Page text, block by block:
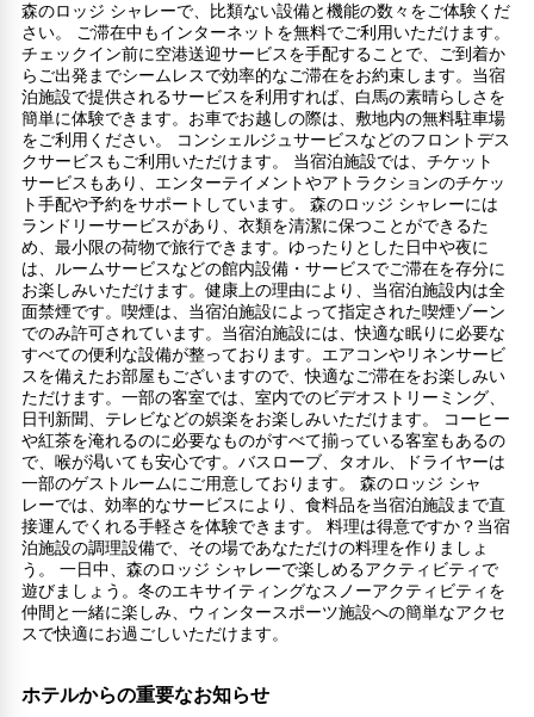
森のロッジ シャレーで、比類ない設備と機能の数々をご体験くだ
さい。 ご滞在中もインターネットを無料でご利用いただけます。
チェックイン前に空港送迎サービスを手配することで、ご到着か
らご出発までシームレスで効率的なご滞在をお約束します。当宿
泊施設で提供されるサービスを利用すれば、白馬の素晴らしさを
簡単に体験できます。お車でお越しの際は、敷地内の無料駐車場
をご利用ください。 コンシェルジュサービスなどのフロントデス
クサービスもご利用いただけます。 当宿泊施設では、チケット
サービスもあり、エンターテイメントやアトラクションのチケッ
ト手配や予約をサポートしています。 森のロッジ シャレーには
ランドリーサービスがあり、衣類を清潔に保つことができるた
め、最小限の荷物で旅行できます。ゆったりとした日中や夜に
は、ルームサービスなどの館内設備・サービスでご滞在を存分に
お楽しみいただけます。健康上の理由により、当宿泊施設内は全
面禁煙です。喫煙は、当宿泊施設によって指定された喫煙ゾーン
でのみ許可されています。当宿泊施設には、快適な眠りに必要な
すべての便利な設備が整っております。エアコンやリネンサービ
スを備えたお部屋もございますので、快適なご滞在をお楽しみい
ただけます。一部の客室では、室内でのビデオストリーミング、
日刊新聞、テレビなどの娯楽をお楽しみいただけます。 コーヒー
や紅茶を淹れるのに必要なものがすべて揃っている客室もあるの
で、喉が渇いても安心です。バスローブ、タオル、ドライヤーは
一部のゲストルームにご用意しております。 森のロッジ シャ
レーでは、効率的なサービスにより、食料品を当宿泊施設まで直
接運んでくれる手軽さを体験できます。 料理は得意ですか？当宿
泊施設の調理設備で、その場であなただけの料理を作りましょ
う。 一日中、森のロッジ シャレーで楽しめるアクティビティで
遊びましょう。冬のエキサイティングなスノーアクティビティを
仲間と一緒に楽しみ、ウィンタースポーツ施設への簡単なアクセ
スで快適にお過ごしいただけます。
ホテルからの重要なお知らせ